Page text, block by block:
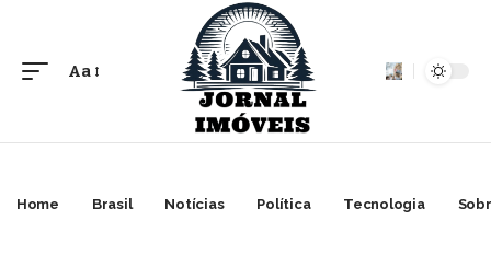
Font
Aa
Home Brasil Notícias Política Tecnologia